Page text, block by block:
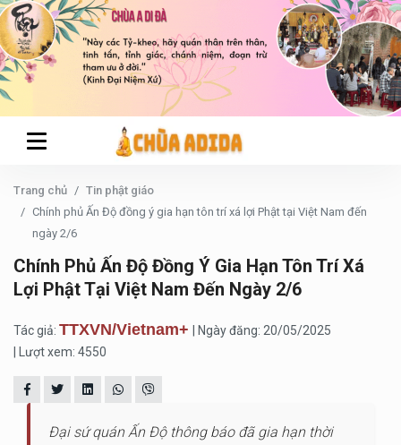
Trang chủ
Tin phật giáo
Chính phủ Ấn Độ đồng ý gia hạn tôn trí xá lợi Phật tại Việt Nam đến
ngày 2/6
Chính Phủ Ấn Độ Đồng Ý Gia Hạn Tôn Trí Xá
Lợi Phật Tại Việt Nam Đến Ngày 2/6
Tác giả: TTXVN/Vietnam+
| Ngày đăng: 20/05/2025
| Lượt xem: 4550
Đại sứ quán Ấn Độ thông báo đã gia hạn thời